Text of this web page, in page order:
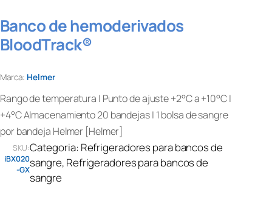
Banco de hemoderivados
BloodTrack®
Marca: Helmer
Rango de temperatura | Punto de ajuste +2°C a +10°C |
+4°C Almacenamiento 20 bandejas | 1 bolsa de sangre
por bandeja Helmer [Helmer]
SKU:
iBX020
-GX
Categoria: Refrigeradores para bancos de
sangre, Refrigeradores para bancos de
sangre